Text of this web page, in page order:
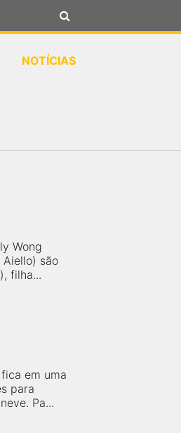
NOTÍCIAS
Wong
Aiello) são
filha...
em uma
para
Pa...